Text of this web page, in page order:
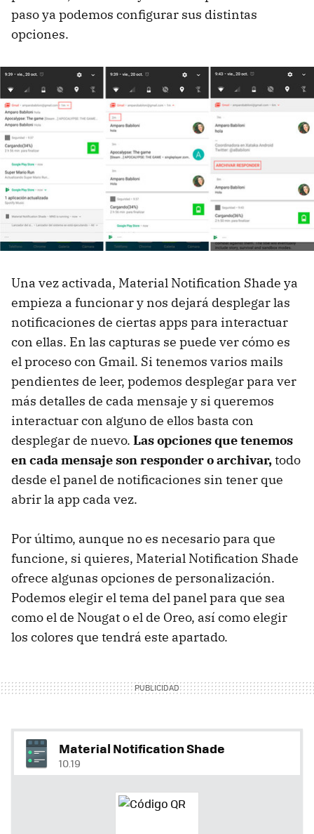
paso ya podemos configurar sus distintas
opciones.
Una vez activada, Material Notification Shade ya
empieza a funcionar y nos dejará desplegar las
notificaciones de ciertas apps para interactuar
con ellas. En las capturas se puede ver cómo es
el proceso con Gmail. Si tenemos varios mails
pendientes de leer, podemos desplegar para ver
más detalles de cada mensaje y si queremos
interactuar con alguno de ellos basta con
desplegar de nuevo. Las opciones que tenemos
en cada mensaje son responder o archivar,todo
desde el panel de notificaciones sin tener que
abrir la app cada vez.
Por último, aunque no es necesario para que
funcione, si quieres, Material Notification Shade
ofrece algunas opciones de personalización.
Podemos elegir el tema del panel para que sea
como el de Nougat o el de Oreo, así como elegir
los colores que tendrá este apartado.
Material Notification Shade
10.19